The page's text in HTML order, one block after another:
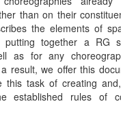
than on their
the elements of
putting together a RG
as for any
result, we offer this
this task of creating
established rules of